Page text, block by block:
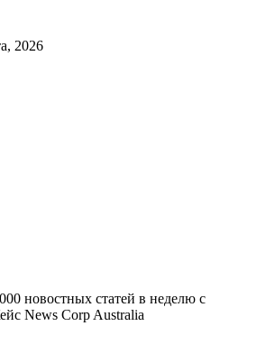
2026
новостных статей в неделю с
News Corp Australia